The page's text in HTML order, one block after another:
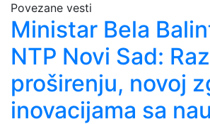
Povezane vesti
Ministar Bela
NTP Novi Sad:
proširenju, novoj
inovacijama sa